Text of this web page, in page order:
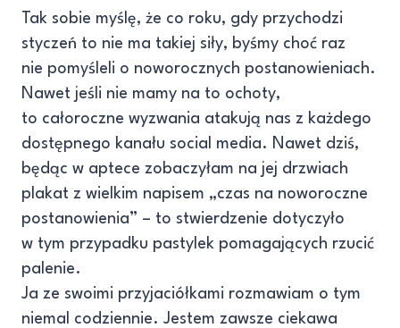
Tak sobie myślę, że co roku, gdy przychodzi
styczeń to nie ma takiej siły, byśmy choć raz
nie pomyśleli o noworocznych postanowieniach.
Nawet jeśli nie mamy na to ochoty,
to całoroczne wyzwania atakują nas z każdego
dostępnego kanału social media. Nawet dziś,
będąc w aptece zobaczyłam na jej drzwiach
plakat z wielkim napisem „czas na noworoczne
postanowienia” – to stwierdzenie dotyczyło
w tym przypadku pastylek pomagających rzucić
palenie.
Ja ze swoimi przyjaciółkami rozmawiam o tym
niemal codziennie. Jestem zawsze ciekawa